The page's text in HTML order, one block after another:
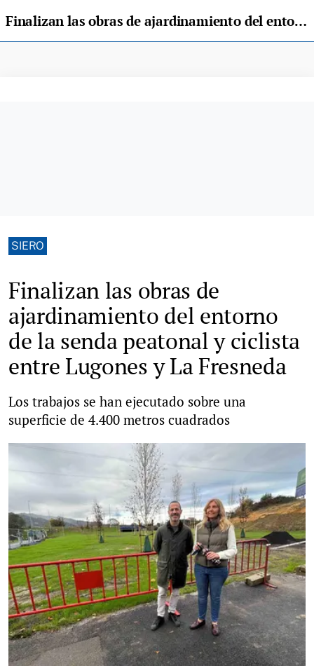
Finalizan las obras de ajardinamiento del entorno de la senda peatonal y ciclista entre Lugones y La Fresneda
SIERO
Finalizan las obras de
ajardinamiento del entorno
de la senda peatonal y ciclista
entre Lugones y La Fresneda
Los trabajos se han ejecutado sobre una
superficie de 4.400 metros cuadrados